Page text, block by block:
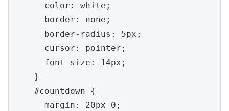
      color: white;
      border: none;
      border-radius: 5px;
      cursor: pointer;
      font-size: 14px;
    }
    #countdown {
      margin: 20px 0;